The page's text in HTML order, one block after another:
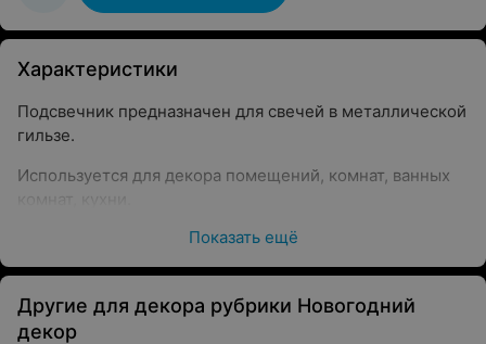
Характеристики
Подсвечник предназначен для свечей в металлической
гильзе.
Используется для декора помещений, комнат, ванных
Металлический материал не нагревается при
воздействии с открытым огнем и отличается
материал: металл, полимерное покрытие
Показать ещё
Другие для декора рубрики Новогодний
декор